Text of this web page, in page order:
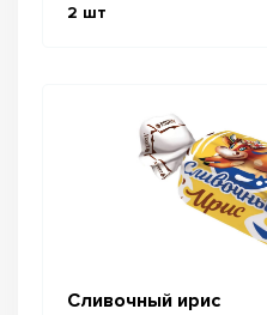
2 шт
Сливочный ирис